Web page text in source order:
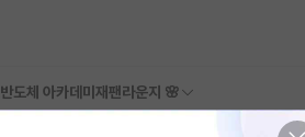
반도체 아카데미 재팬라운지 🌸